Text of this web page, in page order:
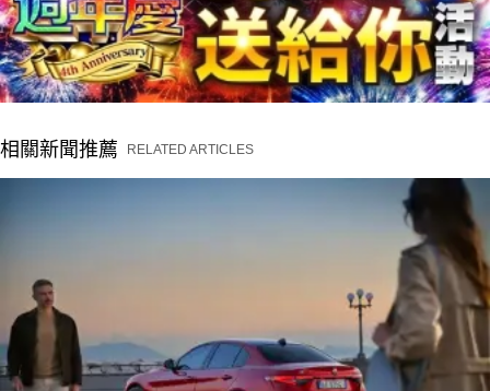
相關新聞推薦 RELATED ARTICLES